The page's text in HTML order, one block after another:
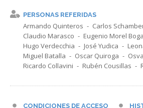
PERSONAS REFERIDAS
Armando Quinteros Carlos
Claudio Marasco
Eugenio Morel
Hugo Verdecchia
José Yudica
Miguel Batalla
Oscar Quiroga
Ricardo Collavini
Rubén Cousillas
CONDICIONES DE ACCESO